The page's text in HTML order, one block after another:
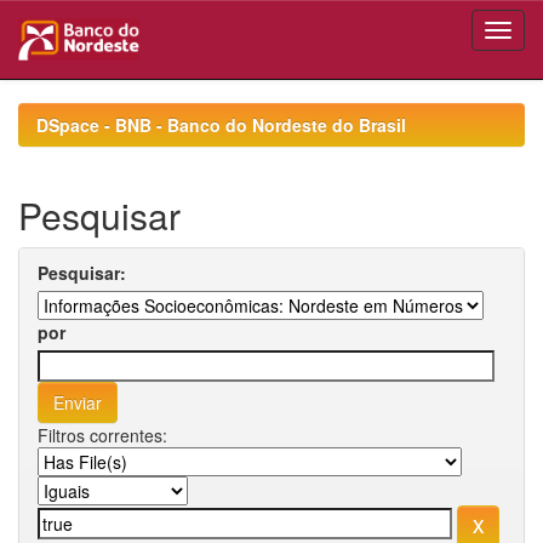
navigationDSpace - BNB - Banco do Nordeste do Brasil
Pesquisar
Pesquisar:
por
Filtros correntes: